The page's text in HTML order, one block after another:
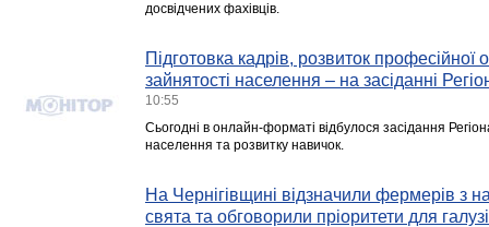
досвідчених фахівців.
Підготовка кадрів, розвиток професійної
зайнятості населення – на засіданні
10:55
Сьогодні в онлайн-форматі відбулося засідання
населення та розвитку навичок.
На Чернігівщині відзначили фермерів з
свята та обговорили пріоритети для галузі